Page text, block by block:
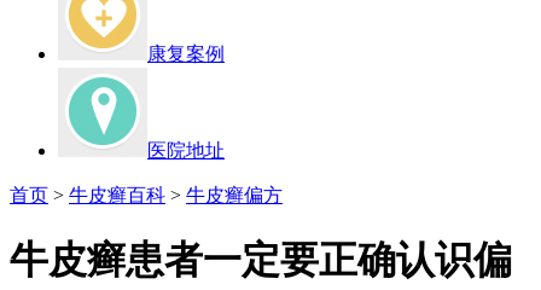
康复案例
医院地址
首页 > 牛皮癣百科 > 牛皮癣偏方
牛皮癣患者一定要正确认识偏